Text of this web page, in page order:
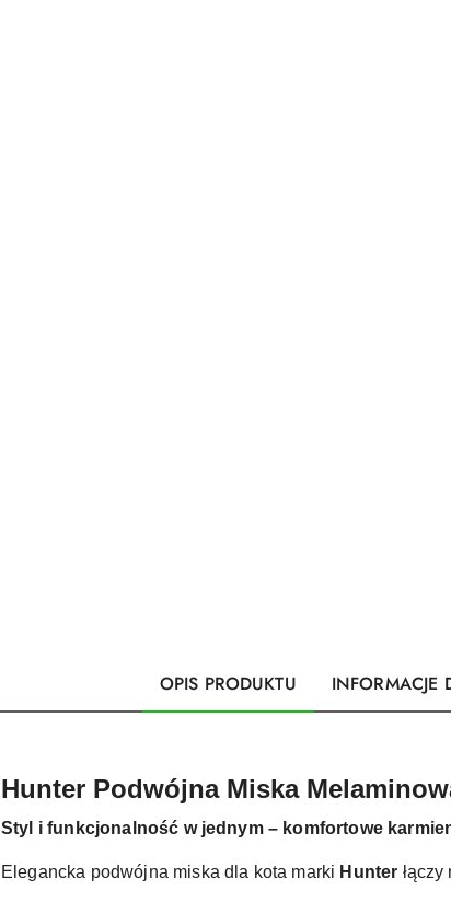
OPIS PRODUKTU INFORMACJE
Hunter Podwójna Miska
Styl i funkcjonalność w jednym – komfortowe
Elegancka podwójna miska dla kota marki Hunter